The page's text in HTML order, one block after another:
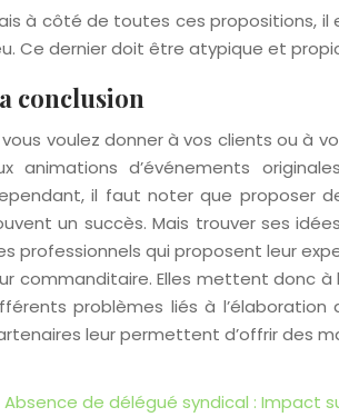
à côté de toutes ces propositions, il
Ce dernier doit être atypique et
conclusion
vous voulez donner à vos clients ou à
animations d’événements
il faut noter que proposer
un succès. Mais trouver ses
professionnels qui proposent leur
commanditaire. Elles mettent donc
problèmes liés à
leur permettent d’offrir des
Absence de délégué syndical : Impact